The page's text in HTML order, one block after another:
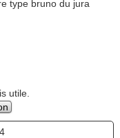
type bruno du jura
utile.